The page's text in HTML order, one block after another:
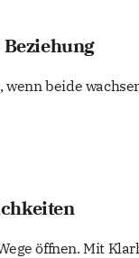
beide
öffnen. Mit